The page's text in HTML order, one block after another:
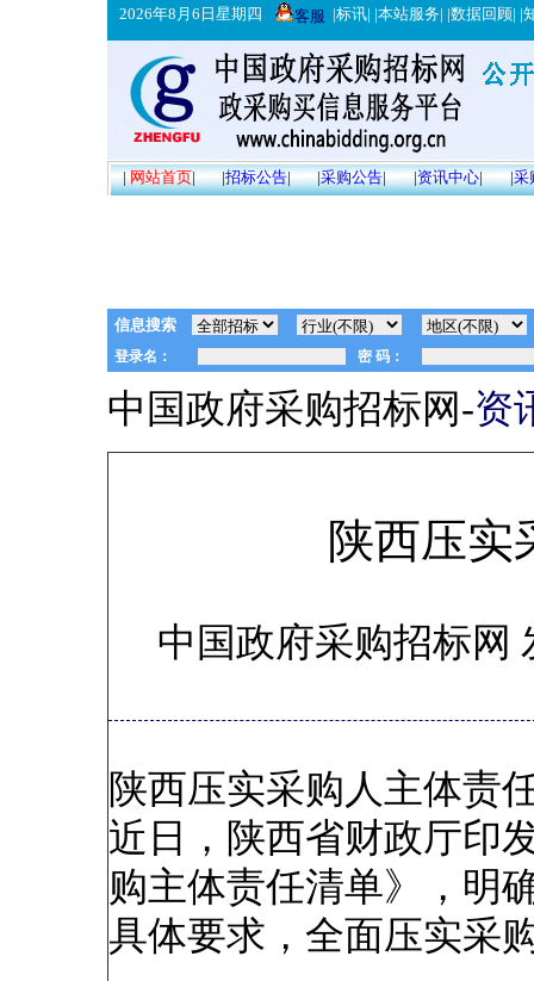
2026年8月6日星期四 客服 |标讯| |本站服务| |数据回顾| |
|网站首页| |招标公告| |采购公告| |资讯中心| |采
信息搜索
中国政府采购招标网-资
陕西压实
中国政府采购招标网
陕西压实采购人主体责
近日，陕西省财政厅印
购主体责任清单》，明
具体要求，全面压实采